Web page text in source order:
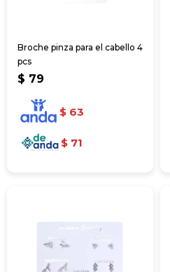
Broche pinza para el cabello 4
pcs
$ 79
$ 63
$ 71